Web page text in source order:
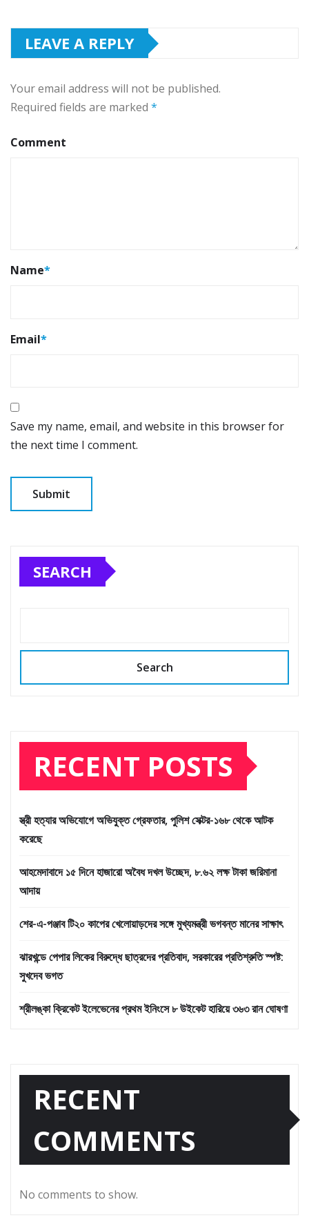
LEAVE A REPLY
Your email address will not be published.
Required fields are marked *
Comment
Name*
Email*
Save my name, email, and website in this browser for
the next time I comment.
SEARCH
Search
RECENT POSTS
স্ত্রী হত্যার অভিযোগে অভিযুক্ত গ্রেফতার, পুলিশ সেক্টর-১৬৮ থেকে আটক
করেছে
আহমেদাবাদে ১৫ দিনে হাজারো অবৈধ দখল উচ্ছেদ, ৮.৬২ লক্ষ টাকা জরিমানা
আদায়
শের-এ-পঞ্জাব টি২০ কাপের খেলোয়াড়দের সঙ্গে মুখ্যমন্ত্রী ভগবন্ত মানের সাক্ষাৎ
ঝারখন্ডে পেপার লিকের বিরুদ্ধে ছাত্রদের প্রতিবাদ, সরকারের প্রতিশ্রুতি স্পষ্ট:
সুখদেব ভগত
শ্রীলঙ্কা ক্রিকেট ইলেভেনের প্রথম ইনিংসে ৮ উইকেট হারিয়ে ৩৬৩ রান ঘোষণা
RECENT
COMMENTS
No comments to show.